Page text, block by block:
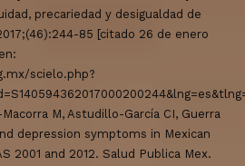
precariedad y desigualdad de
85 [citado 26 de enero
scielo.php?
M, Astudillo-García CI, Guerra
depression symptoms in Mexican
2001 and 2012. Salud Publica Mex.